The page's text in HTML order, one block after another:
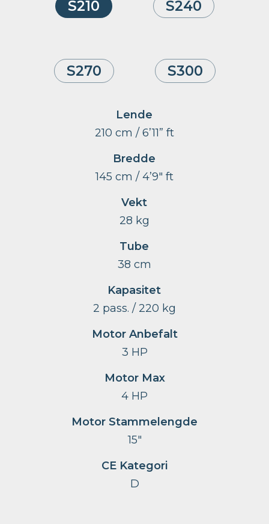
S210 S240
S270 S300
Lende
210 cm / 6’11” ft
Bredde
145 cm / 4’9″ ft
Vekt
28 kg
Tube
38 cm
Kapasitet
2 pass. / 220 kg
Motor Anbefalt
3 HP
Motor Max
4 HP
Motor Stammelengde
15″
CE Kategori
D